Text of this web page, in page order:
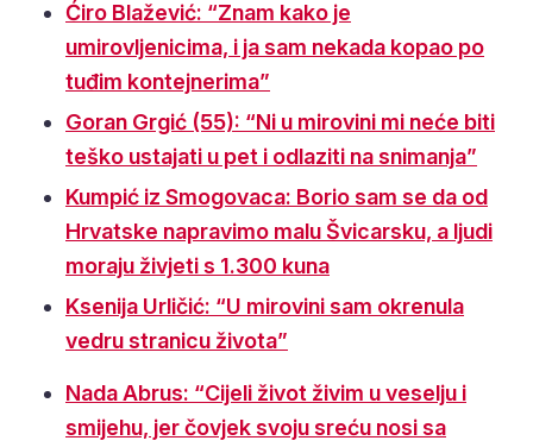
Ćiro Blažević: “Znam kako je
umirovljenicima, i ja sam nekada kopao po
tuđim kontejnerima”
Goran Grgić (55): “Ni u mirovini mi neće biti
teško ustajati u pet i odlaziti na snimanja”
Kumpić iz Smogovaca: Borio sam se da od
Hrvatske napravimo malu Švicarsku, a ljudi
moraju živjeti s 1.300 kuna
Ksenija Urličić: “U mirovini sam okrenula
vedru stranicu života”
Nada Abrus: “Cijeli život živim u veselju i
smijehu, jer čovjek svoju sreću nosi sa